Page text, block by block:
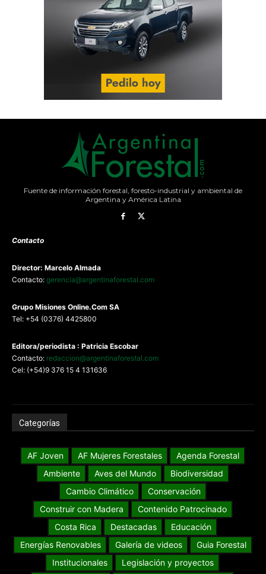
Fuente de información forestal, foresto-industrial y ambiental de
Argentina y América Latina
Contacto
Director: Marcelo Almada
Contacto: gerencia@argentinaforestal.com
Grupo Misiones Online.Com SA
Tel: +54 (0376) 4425800
Editora/periodista : Patricia Escobar
Contacto: redaccion@argentinaforestal.com
Cel: (+54)9 376 15 4 131636
Categorías
AF Joven AF Mujeres Forestales
Agenda Forestal
Ambiente
Aves del Mundo
Biodiversidad
Cambio Climático
Conservación
Construir con Madera
Contenido Patrocinado
Costa Rica
Destacadas
Educación
Energías Renovables
Galería de videos
Guia Forestal
Institucionales
Legislación y proyectos